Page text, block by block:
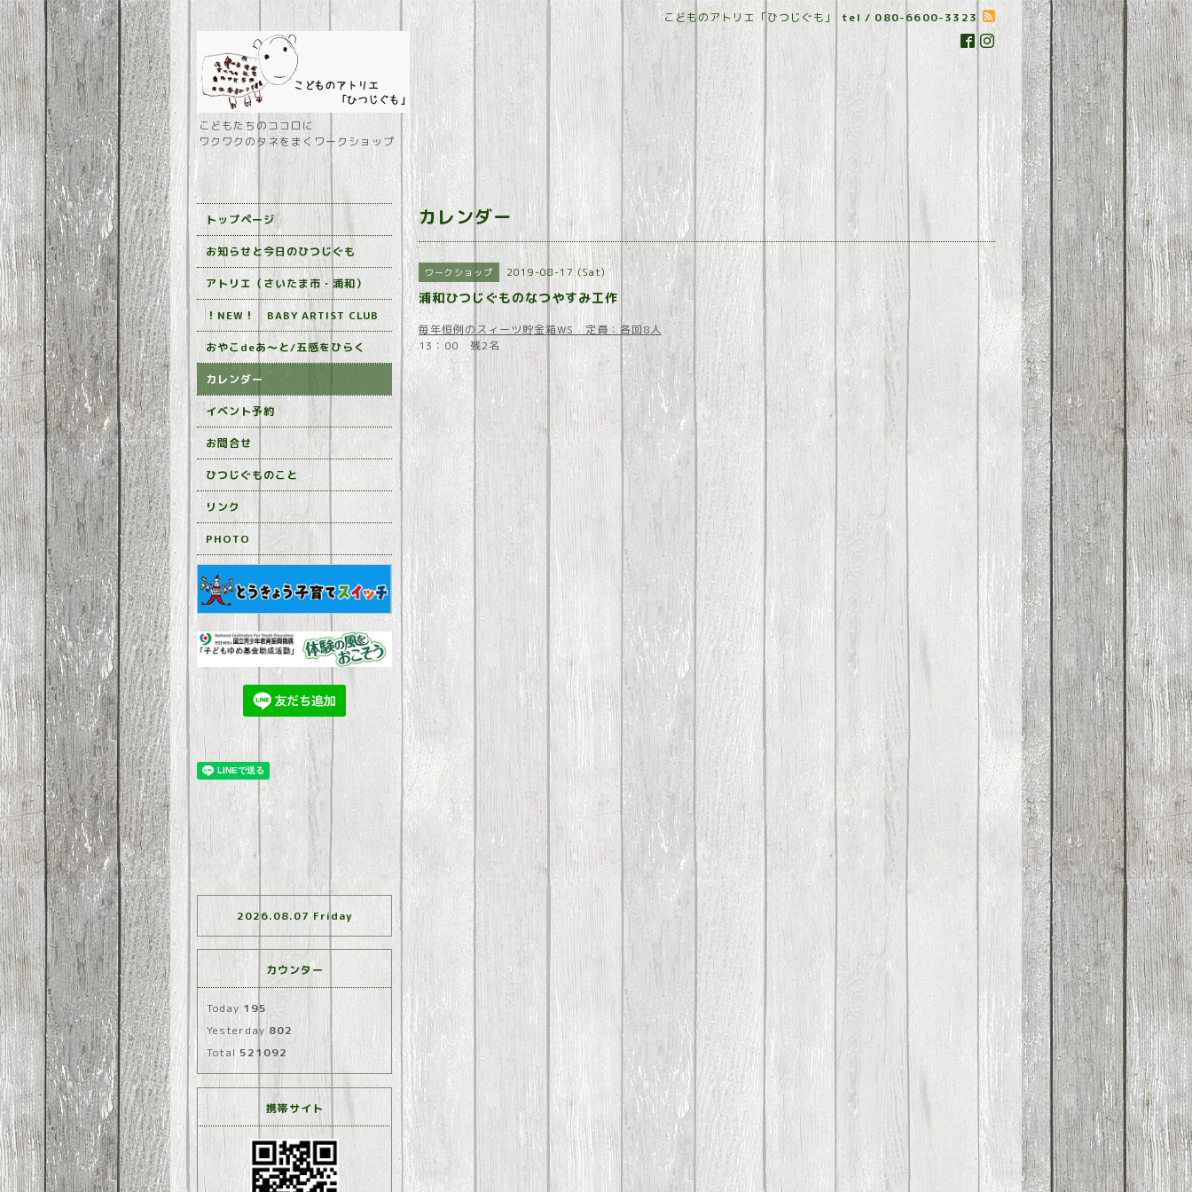
こどものアトリエ「ひつじぐも」 tel / 080-6600-3323
こどもたちのココロに
ワクワクのタネをまくワークショップ
カレンダー
ワークショップ 2019-08-17 (Sat)
浦和ひつじぐものなつやすみ工作
毎年恒例のスィーツ貯金箱WS 定員：各回8人
13：00 残2名
トップページ
お知らせと今日のひつじぐも
アトリエ（さいたま市・浦和）
！NEW！ BABY ARTIST CLUB
おやこdeあ～と/五感をひらく
カレンダー
イベント予約
お問合せ
ひつじぐものこと
リンク
PHOTO
2026.08.07 Friday
カウンター
Today 195
Yesterday 802
Total 521092
携帯サイト